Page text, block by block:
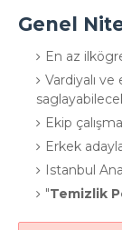
Genel
En az
Vardiyalı
Ekip
Erkek
Istanbul
"Temizlik